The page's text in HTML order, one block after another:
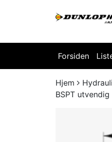
Forsiden
Hjem
BSPT